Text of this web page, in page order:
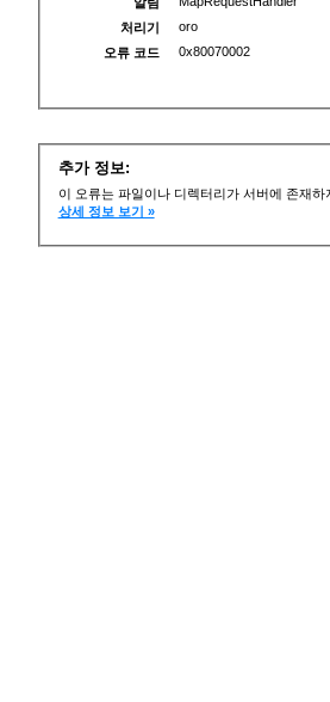
처리기
oro
오류 코드
0x80070002
추가 정보:
이 오류는 파일이나 디렉터리가 서버에 존재
상세 정보 보기 »